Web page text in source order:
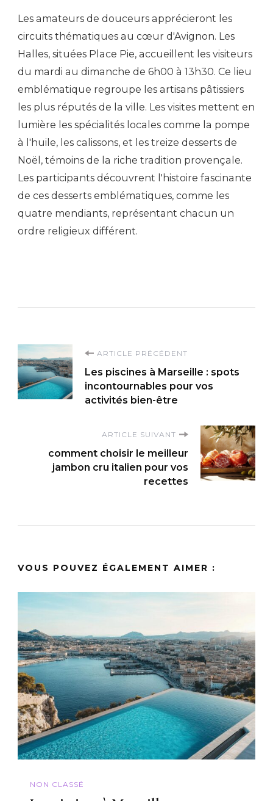
Les amateurs de douceurs apprécieront les
circuits thématiques au cœur d'Avignon. Les
Halles, situées Place Pie, accueillent les visiteurs
du mardi au dimanche de 6h00 à 13h30. Ce lieu
emblématique regroupe les artisans pâtissiers
les plus réputés de la ville. Les visites mettent en
lumière les spécialités locales comme la pompe
à l'huile, les calissons, et les treize desserts de
Noël, témoins de la riche tradition provençale.
Les participants découvrent l'histoire fascinante
de ces desserts emblématiques, comme les
quatre mendiants, représentant chacun un
ordre religieux différent.
Navigation
d'article
ARTICLE PRÉCÉDENT
Les piscines à Marseille : spots
incontournables pour vos
activités bien-être
ARTICLE SUIVANT
comment choisir le meilleur
jambon cru italien pour vos
recettes
VOUS POUVEZ ÉGALEMENT AIMER :
NON CLASSÉ